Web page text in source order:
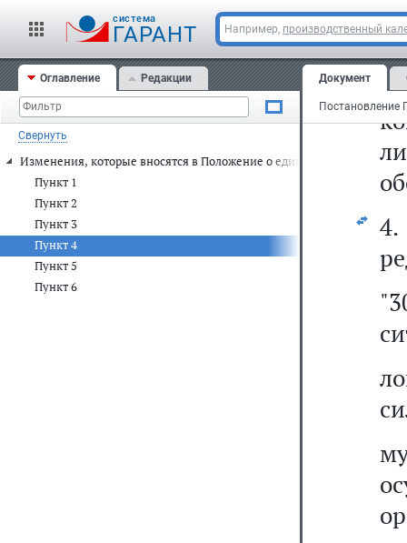
cистема
ГАРАНТ Например, производственный
Оглавление Редакции
Свернуть
Изменения, которые вносятся в Положение о единой
Пункт 1
Пункт 2
Пункт 3
Пункт 4
Пункт 5
Пункт 6
Документ